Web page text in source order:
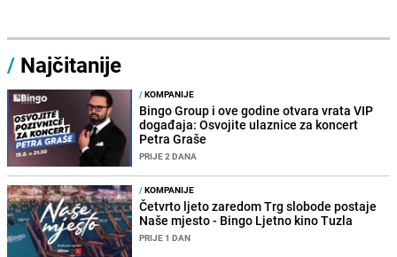
/ Najčitanije
/KOMPANIJE
Bingo Group i ove godine otvara vrata VIP
događaja: Osvojite ulaznice za koncert
Petra Graše
PRIJE 2 DANA
/KOMPANIJE
Četvrto ljeto zaredom Trg slobode postaje
Naše mjesto - Bingo Ljetno kino Tuzla
PRIJE 1 DAN